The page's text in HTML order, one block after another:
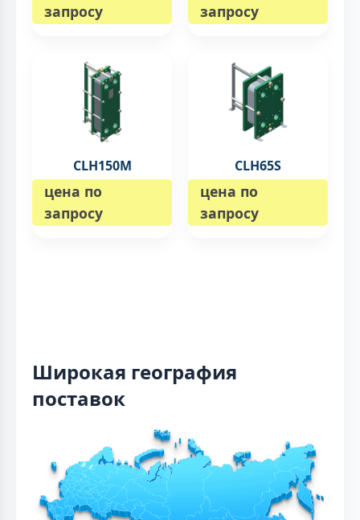
запросу
запросу
CLH150M
цена по
запросу
CLH65S
цена по
запросу
Широкая география
поставок